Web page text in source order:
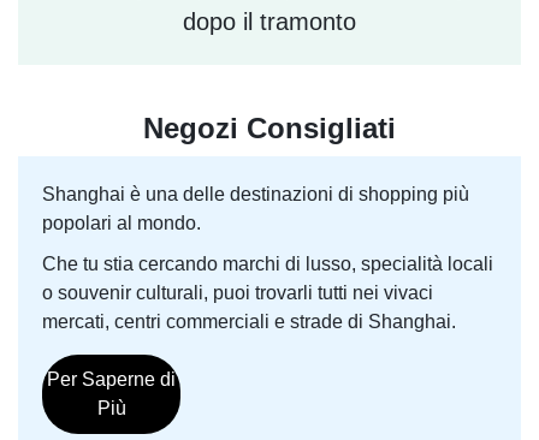
dopo il tramonto
Negozi Consigliati
Shanghai è una delle destinazioni di shopping più
popolari al mondo.
Che tu stia cercando marchi di lusso, specialità locali
o souvenir culturali, puoi trovarli tutti nei vivaci
mercati, centri commerciali e strade di Shanghai.
Per Saperne di
Più